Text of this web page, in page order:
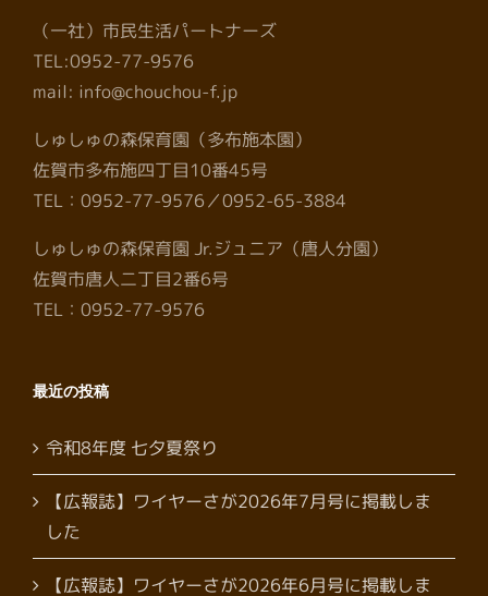
（一社）市民生活パートナーズ
TEL:0952-77-9576
mail: info@chouchou-f.jp
しゅしゅの森保育園（多布施本園）
佐賀市多布施四丁目10番45号
TEL：0952-77-9576／0952-65-3884
しゅしゅの森保育園 Jr.ジュニア（唐人分園）
佐賀市唐人二丁目2番6号
TEL：0952-77-9576
最近の投稿
令和8年度 七夕夏祭り
【広報誌】ワイヤーさが2026年7月号に掲載しま
した
【広報誌】ワイヤーさが2026年6月号に掲載しま